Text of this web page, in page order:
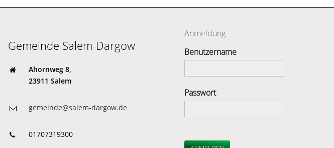
Gemeinde Salem-Dargow
Ahornweg 8,
23911 Salem
gemeinde@salem-dargow.de
01707319300
Anmeldung
Benutzername
Passwort